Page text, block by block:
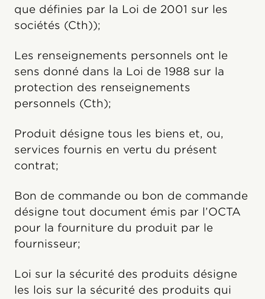
que définies par la Loi de 2001 sur les
sociétés (Cth));
Les renseignements personnels ont le
sens donné dans la Loi de 1988 sur la
protection des renseignements
personnels (Cth);
Produit désigne tous les biens et, ou,
services fournis en vertu du présent
contrat;
Bon de commande ou bon de commande
désigne tout document émis par l’OCTA
pour la fourniture du produit par le
fournisseur;
Loi sur la sécurité des produits désigne
les lois sur la sécurité des produits qui